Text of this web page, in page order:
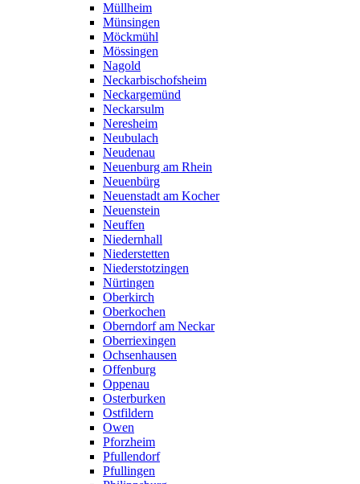
Müllheim
Münsingen
Möckmühl
Mössingen
Nagold
Neckarbischofsheim
Neckargemünd
Neckarsulm
Neresheim
Neubulach
Neudenau
Neuenburg am Rhein
Neuenbürg
Neuenstadt am Kocher
Neuenstein
Neuffen
Niedernhall
Niederstetten
Niederstotzingen
Nürtingen
Oberkirch
Oberkochen
Oberndorf am Neckar
Oberriexingen
Ochsenhausen
Offenburg
Oppenau
Osterburken
Ostfildern
Owen
Pforzheim
Pfullendorf
Pfullingen